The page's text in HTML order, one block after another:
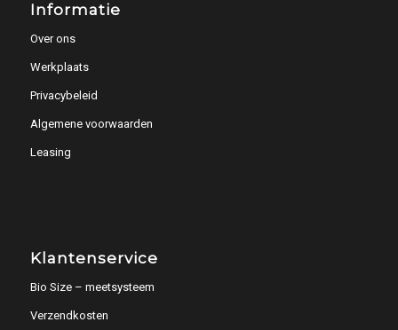
Informatie
Over ons
Werkplaats
Privacybeleid
Algemene voorwaarden
Leasing
Klantenservice
Bio Size – meetsysteem
Verzendkosten